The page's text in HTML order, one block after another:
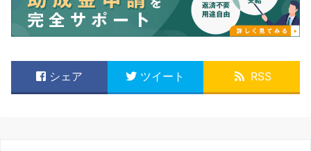
シェア ツイート RSS